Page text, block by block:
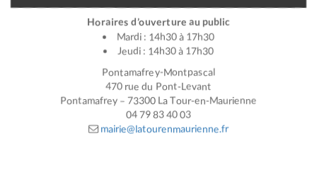
Horaires d’ouverture au public
Mardi : 14h30 à 17h30
Jeudi : 14h30 à 17h30
Pontamafrey-Montpascal
470 rue du Pont-Levant
Pontamafrey – 73300 La Tour-en-Maurienne
04 79 83 40 03
mairie@latourenmaurienne.fr